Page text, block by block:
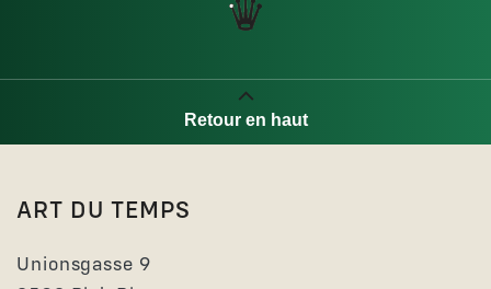
Retour en haut
ART DU TEMPS
Unionsgasse 9